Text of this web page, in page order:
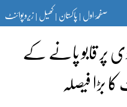
صفحۂ اول|پاکستان|کھیل|زیرو پوائنٹ
پر قابو پانے کے
بڑا فیصلہ